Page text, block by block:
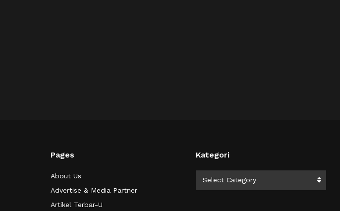
Pages
About Us
Advertise & Media Partner
Artikel Terbar-U
Kategori
Select Category